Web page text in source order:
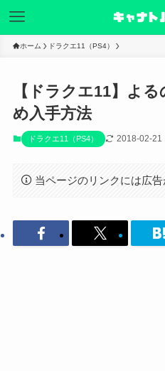
ホーム ドラクエ11（PS4）
【ドラクエ11】よ
め入手方法
ドラクエ11（PS4） 2018-02-21
当ページのリンクには広